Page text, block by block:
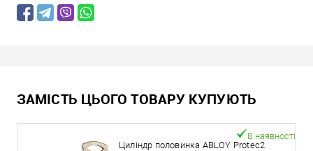
ЗАМІСТЬ ЦЬОГО ТОВАРУ КУПУЮТЬ
Циліндр половинка ABLOY Protec2
В наявності